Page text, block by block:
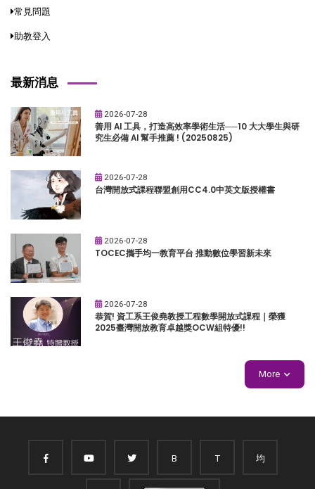
常見問題
助教登入
最新消息
2026-07-28
善用 AI 工具，打造高效率學術生活──10 大大學生與研
究生必備 AI 幫手推薦 ! (20250825)
2026-07-28
台灣開放式課程聯盟創用CC4.0中英文版授權書
2026-07-28
TOCEC攜手均一教育平台 推動數位學習新未來
2026-07-28
恭賀! 資工系王俊堯教授工程數學開放式課程｜榮獲
2025臺灣開放教育卓越獎OCW組特優!!
More
B T 均